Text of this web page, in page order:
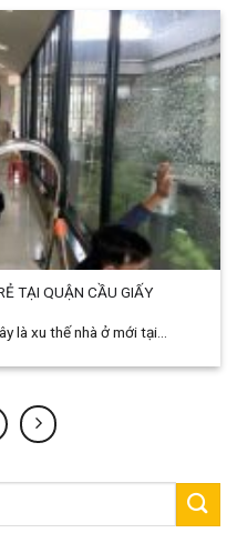
TẠI QUẬN CẦU GIẤY
là xu thế nhà ở mới tại...